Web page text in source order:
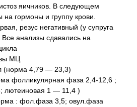
яичников. В следующем
на гормоны и группу крови.
резус негативный (у супруга
анализы сдавались на
МЦ
(норма 4,79 — 23,3)
фолликулярная фаза 2,4-12,6 ;
лютеиновая 1 — 11,4 )
: фол.фаза 3,5; овул.фаза